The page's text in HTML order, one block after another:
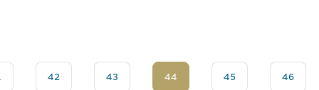
42 43 44 45 46